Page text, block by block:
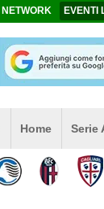
NETWORK EVENTI
Home Serie